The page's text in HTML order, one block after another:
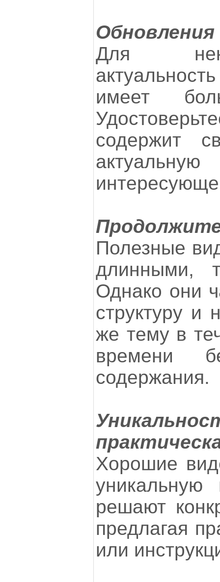
Для
имеет
содержит
Полезные
длинными,
Однако они
структуру и
же тему в
времени
содержания.
Хорошие
решают
предлагая
или